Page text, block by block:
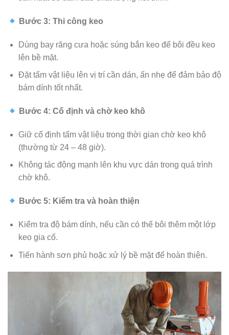
Bước 3: Thi công keo
Dùng bay răng cưa hoặc súng bắn keo để bôi đều keo
lên bề mặt.
Đặt tấm vật liệu lên vị trí cần dán, ấn nhẹ để đảm bảo độ
bám dính tốt nhất.
Bước 4: Cố định và chờ keo khô
Giữ cố định tấm vật liệu trong thời gian chờ keo khô
(thường từ 24 – 48 giờ).
Không tác động mạnh lên khu vực dán trong quá trình
chờ khô.
Bước 5: Kiểm tra và hoàn thiện
Kiểm tra độ bám dính, nếu cần có thể bôi thêm một lớp
keo gia cố.
Tiến hành sơn phủ hoặc xử lý bề mặt để hoàn thiện.